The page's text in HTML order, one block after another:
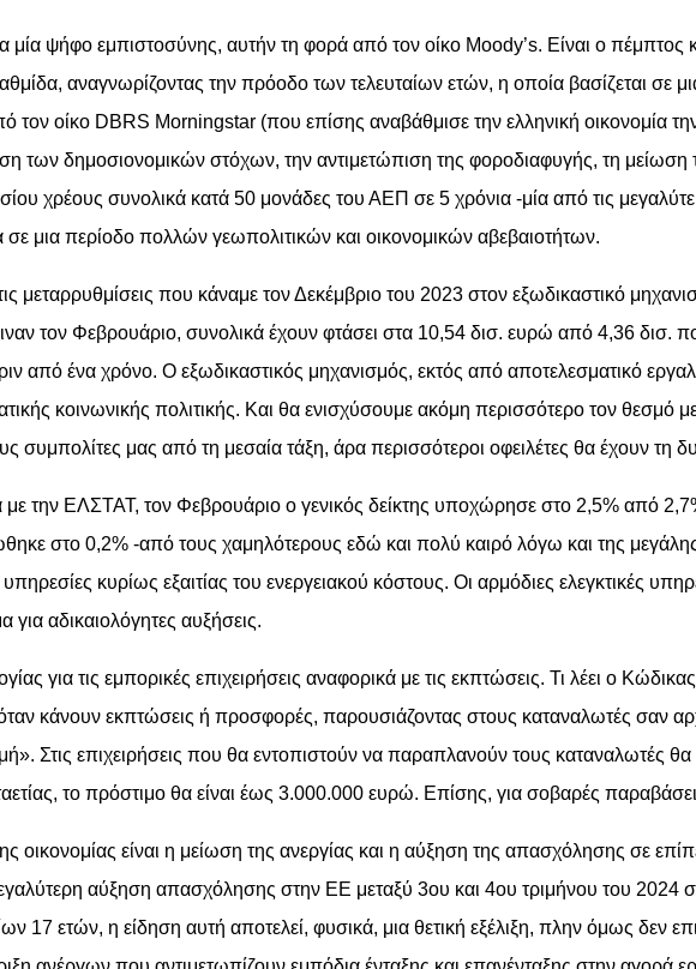
μία ψήφο εμπιστοσύνης, αυτήν τη φορά από τον οίκο Moody’s. Είναι ο
αναγνωρίζοντας την πρόοδο των τελευταίων ετών, η οποία βασίζεται σε
οίκο DBRS Morningstar (που επίσης αναβάθμισε την ελληνική οικονομία
των δημοσιονομικών στόχων, την αντιμετώπιση της φοροδιαφυγής, τη
χρέους συνολικά κατά 50 μονάδες του ΑΕΠ σε 5 χρόνια -μία από τις
μια περίοδο πολλών γεωπολιτικών και οικονομικών αβεβαιοτήτων.
μεταρρυθμίσεις που κάναμε τον Δεκέμβριο του 2023 στον εξωδικαστικό
τον Φεβρουάριο, συνολικά έχουν φτάσει στα 10,54 δισ. ευρώ από 4,36 δισ.
από ένα χρόνο. Ο εξωδικαστικός μηχανισμός, εκτός από αποτελεσματικό
κοινωνικής πολιτικής. Και θα ενισχύσουμε ακόμη περισσότερο τον θεσμό
συμπολίτες μας από τη μεσαία τάξη, άρα περισσότεροι οφειλέτες θα έχουν τη
ΕΛΣΤΑΤ, τον Φεβρουάριο ο γενικός δείκτης υποχώρησε στο 2,5% από
στο 0,2% -από τους χαμηλότερους εδώ και πολύ καιρό λόγω και της
κυρίως εξαιτίας του ενεργειακού κόστους. Οι αρμόδιες ελεγκτικές
για αδικαιολόγητες αυξήσεις.
για τις εμπορικές επιχειρήσεις αναφορικά με τις εκπτώσεις. Τι λέει ο
κάνουν εκπτώσεις ή προσφορές, παρουσιάζοντας στους καταναλωτές σαν
Στις επιχειρήσεις που θα εντοπιστούν να παραπλανούν τους
το πρόστιμο θα είναι έως 3.000.000 ευρώ. Επίσης, για σοβαρές
οικονομίας είναι η μείωση της ανεργίας και η αύξηση της απασχόλησης σε
αύξηση απασχόλησης στην ΕΕ μεταξύ 3ου και 4ου τριμήνου του 2024
17 ετών, η είδηση αυτή αποτελεί, φυσικά, μια θετική εξέλιξη, πλην όμως δεν